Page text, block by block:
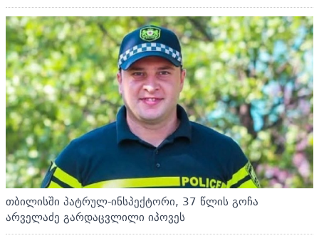
თბილისში პატრულ-ინსპექტორი, 37 წლის გოჩა
არველაძე გარდაცვლილი იპოვეს